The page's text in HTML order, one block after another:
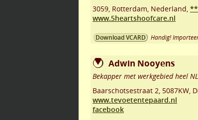
3059, Rotterdam, Nederland,
www.5heartshoofcare.nl
Download VCARD Handig!
Adwin Nooyens
Bekapper met werkgebied heel
Baarschotsestraat 2, 5087KW,
www.tevoetentepaard.nl
facebook